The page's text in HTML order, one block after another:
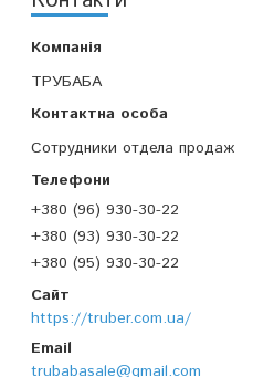
ТРУБАБА
Сотрудники отдела продаж
+380 (96) 930-30-22
+380 (93) 930-30-22
+380 (95) 930-30-22
https://truber.com.ua/
trubabasale@gmail.com